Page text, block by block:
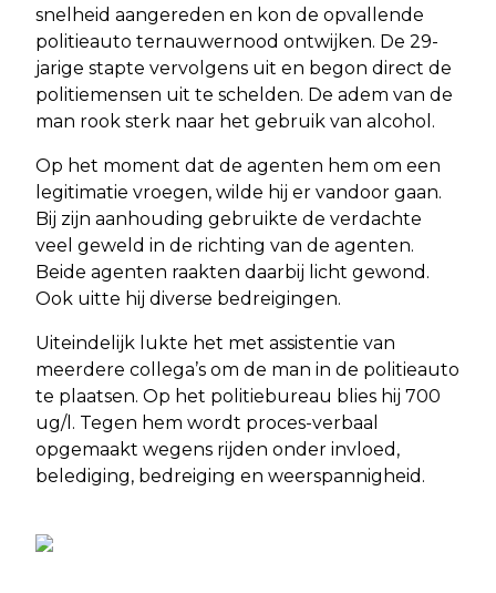
snelheid aangereden en kon de opvallende
politieauto ternauwernood ontwijken. De 29-
jarige stapte vervolgens uit en begon direct de
politiemensen uit te schelden. De adem van de
man rook sterk naar het gebruik van alcohol.
Op het moment dat de agenten hem om een
legitimatie vroegen, wilde hij er vandoor gaan.
Bij zijn aanhouding gebruikte de verdachte
veel geweld in de richting van de agenten.
Beide agenten raakten daarbij licht gewond.
Ook uitte hij diverse bedreigingen.
Uiteindelijk lukte het met assistentie van
meerdere collega’s om de man in de politieauto
te plaatsen. Op het politiebureau blies hij 700
ug/l. Tegen hem wordt proces-verbaal
opgemaakt wegens rijden onder invloed,
belediging, bedreiging en weerspannigheid.